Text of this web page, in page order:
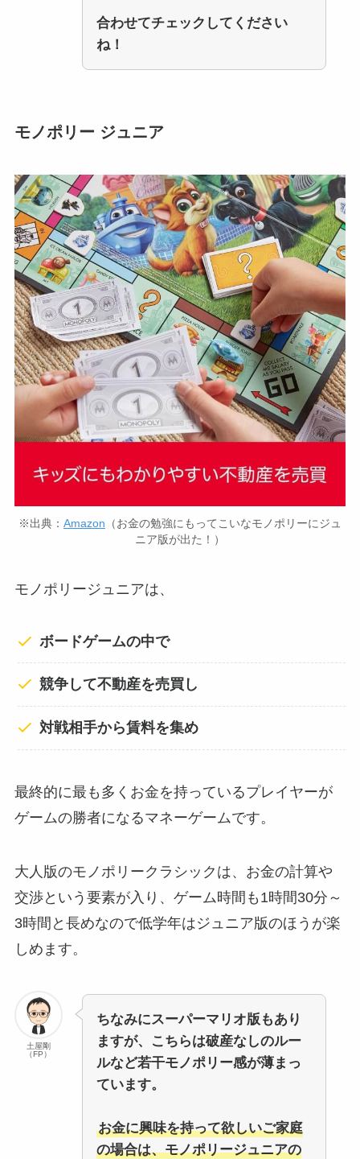
合わせてチェックしてください
ね！
モノポリー ジュニア
※出典： Amazon （お金の勉強にもってこいなモノポリーにジュ
ニア版が出た！）
モノポリージュニアは、
ボードゲームの中で
競争して不動産を売買し
対戦相手から賃料を集め
最終的に最も多くお金を持っているプレイヤーが
ゲームの勝者になるマネーゲームです。
大人版のモノポリークラシックは、お金の計算や
交渉という要素が入り、ゲーム時間も1時間30分～
3時間と長めなので低学年はジュニア版のほうが楽
しめます。
土屋剛
（FP）
ちなみにスーパーマリオ版もあり
ますが、こちらは破産なしのルー
ルなど若干モノポリー感が薄まっ
ています。
お金に興味を持って欲しいご家庭
の場合は、モノポリージュニアの